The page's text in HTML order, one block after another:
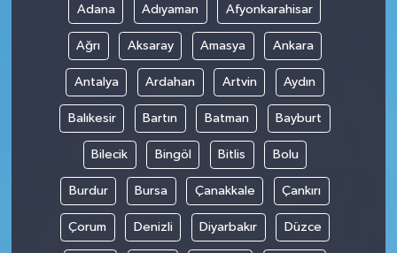
Adana Adıyaman Afyonkarahisar
Ağrı Aksaray Amasya Ankara
Antalya Ardahan Artvin Aydın
Balıkesir Bartın Batman Bayburt
Bilecik Bingöl Bitlis Bolu
Burdur Bursa Çanakkale Çankırı
Çorum Denizli Diyarbakır Düzce